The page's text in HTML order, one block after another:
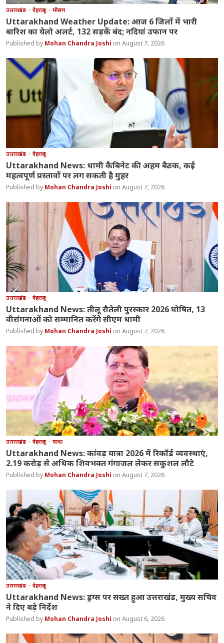
उत्तराखंड देहरादून मौसम
Uttarakhand Weather Update: आज 6 जिलों में भारी
बारिश का येलो अलर्ट, 132 सड़कें बंद; नदियां उफान पर
Mohan Chandra Joshi August 7, 2026
उत्तराखंड देहरादून
Uttarakhand News: धामी कैबिनेट की अहम बैठक, कई
महत्वपूर्ण प्रस्तावों पर लग सकती है मुहर
Mohan Chandra Joshi August 7, 2026
उत्तराखंड देहरादून
Uttarakhand News: तीलू रौतेली पुरस्कार 2026 घोषित, 13
वीरांगनाओं को सम्मानित करेंगे सीएम धामी
Mohan Chandra Joshi August 7, 2026
उत्तराखंड देहरादून यात्रा
Uttarakhand News: कांवड़ यात्रा 2026 में रिकॉर्ड व्यवस्थाएं,
2.19 करोड़ से अधिक शिवभक्त गंगाजल लेकर सकुशल लौटे
Mohan Chandra Joshi August 7, 2026
उत्तराखंड देहरादून
Uttarakhand News: ड्रग्स पर सख्त हुआ उत्तराखंड, मुख्य सचिव
ने दिए बड़े निर्देश
Mohan Chandra Joshi August 6, 2026